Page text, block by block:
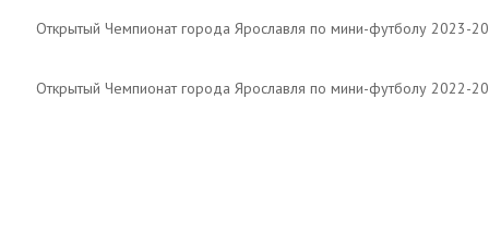
Открытый Чемпионат города Ярославля по мини-футболу 2023-
Открытый Чемпионат города Ярославля по мини-футболу 2022-